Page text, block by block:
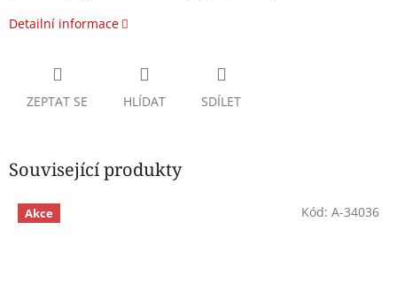
Detailní informace
ZEPTAT SE HLÍDAT SDÍLET
Související produkty
Akce Kód: A-34036